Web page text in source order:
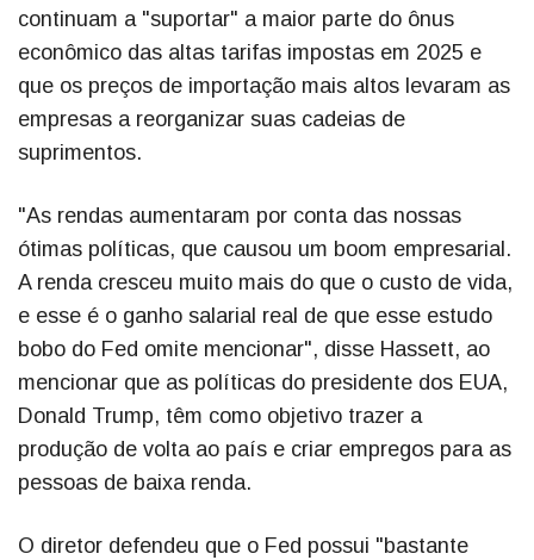
continuam a "suportar" a maior parte do ônus
econômico das altas tarifas impostas em 2025 e
que os preços de importação mais altos levaram as
empresas a reorganizar suas cadeias de
suprimentos.
"As rendas aumentaram por conta das nossas
ótimas políticas, que causou um boom empresarial.
A renda cresceu muito mais do que o custo de vida,
e esse é o ganho salarial real de que esse estudo
bobo do Fed omite mencionar", disse Hassett, ao
mencionar que as políticas do presidente dos EUA,
Donald Trump, têm como objetivo trazer a
produção de volta ao país e criar empregos para as
pessoas de baixa renda.
O diretor defendeu que o Fed possui "bastante